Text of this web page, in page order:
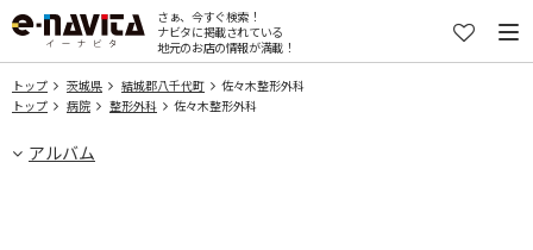
さぁ、今すぐ検索！
ナビタに掲載されている
地元のお店の情報が満載！
トップ 茨城県 結城郡八千代町
佐々木整形外科
トップ
病院 整形外科 佐々木整形外科
アルバム